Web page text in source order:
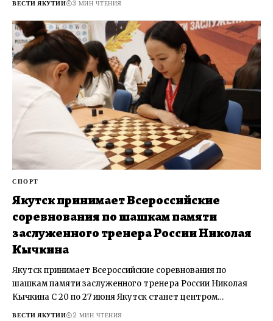
ВЕСТИ ЯКУТИИ 3 МИН ЧТЕНИЯ
СПОРТ
Якутск принимает Всероссийские
соревнования по шашкам памяти
заслуженного тренера России Николая
Кычкина
Якутск принимает Всероссийские соревнования по
шашкам памяти заслуженного тренера России Николая
Кычкина С 20 по 27 июня Якутск станет центром…
ВЕСТИ ЯКУТИИ 2 МИН ЧТЕНИЯ